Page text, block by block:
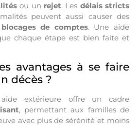
ou un rejet. Les délais stricts
peuvent aussi causer des
blocages de comptes. Une aide
chaque étape est bien faite et
avantages à se faire
décès ?
extérieure offre un cadre
, permettant aux familles de
avec plus de sérénité et moins